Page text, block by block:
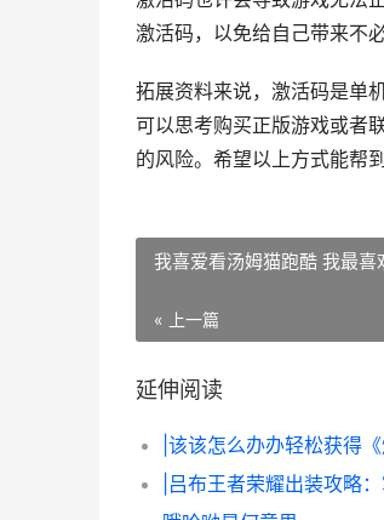
激活码，以免给自己带来不
拓展资料来说，激活码是单
可以思考购买正版游戏或者
的风险。希望以上方式能帮
我喜爱看汤姆猫跑酷 我最喜
« 上一篇
延伸阅读
|吕布王者荣耀出装攻略